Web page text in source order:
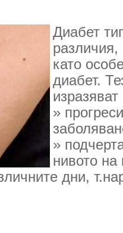
Диабет
различия,
като
диабет.
изразяват
»
»
нивото на
дни,